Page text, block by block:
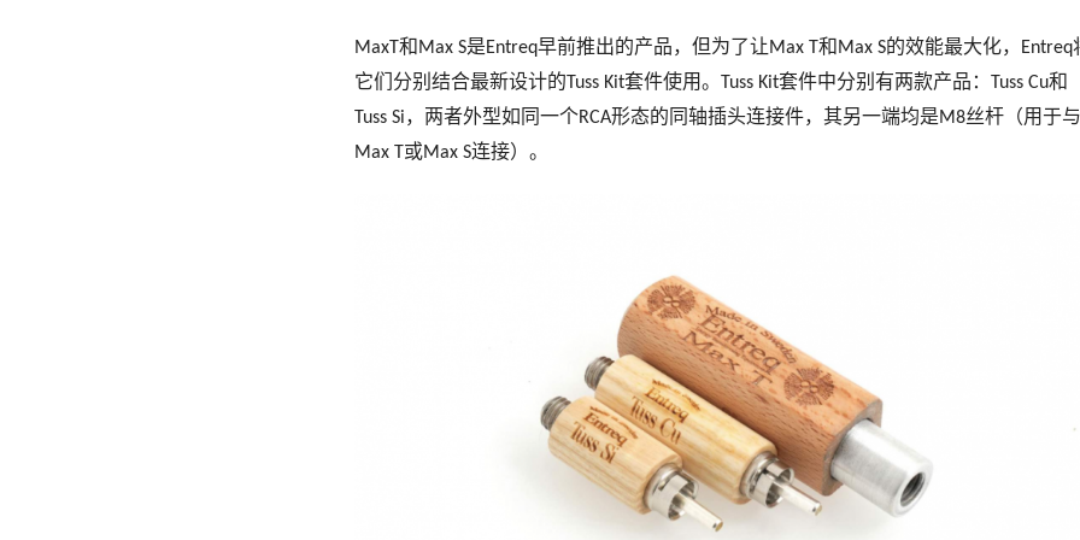
MaxT和 Max S是Entreq早前推出的产品，但为了让Max T和 Max S的效能最大化， Entreq
它们分别结合最新设计的Tuss Kit套件使用。 Tuss Kit套件中分别有两款产品： Tuss Cu和
Tuss Si，两者外型如同一个RCA形态的同轴插头连接件，其另一端均是M8丝杆（用于与
Max T或Max S连接）。